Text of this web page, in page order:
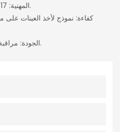
المهنية: 17 سنة من الخبرة في الصناعة.
الجودة: مراقبة جودة صارمة في كل عملية.